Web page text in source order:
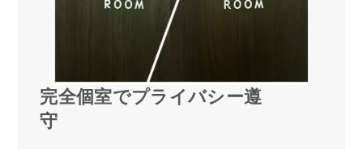
完全個室でプライバシー遵
守